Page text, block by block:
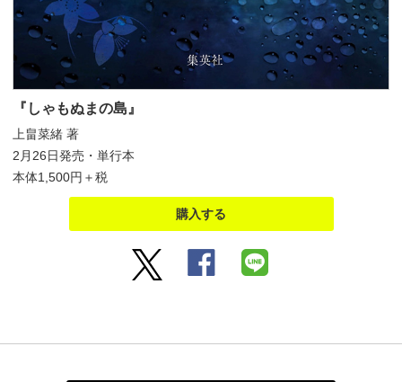
『しゃもぬまの島』
上畠菜緒 著
2月26日発売・単行本
本体1,500円＋税
購入する